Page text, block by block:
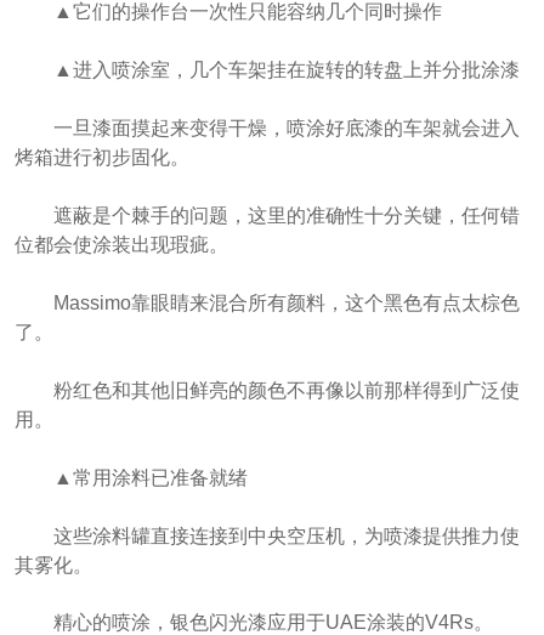
▲它们的操作台一次性只能容纳几个同时操作
▲进入喷涂室，几个车架挂在旋转的转盘上并分批涂漆
一旦漆面摸起来变得干燥，喷涂好底漆的车架就会进入
烤箱进行初步固化。
遮蔽是个棘手的问题，这里的准确性十分关键，任何错
位都会使涂装出现瑕疵。
Massimo靠眼睛来混合所有颜料，这个黑色有点太棕色
了。
粉红色和其他旧鲜亮的颜色不再像以前那样得到广泛使
用。
▲常用涂料已准备就绪
这些涂料罐直接连接到中央空压机，为喷漆提供推力使
其雾化。
精心的喷涂，银色闪光漆应用于UAE涂装的V4Rs。